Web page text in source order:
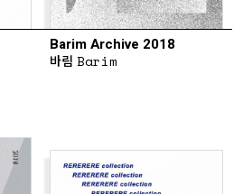
Barim Archive 2018
바림 Barim